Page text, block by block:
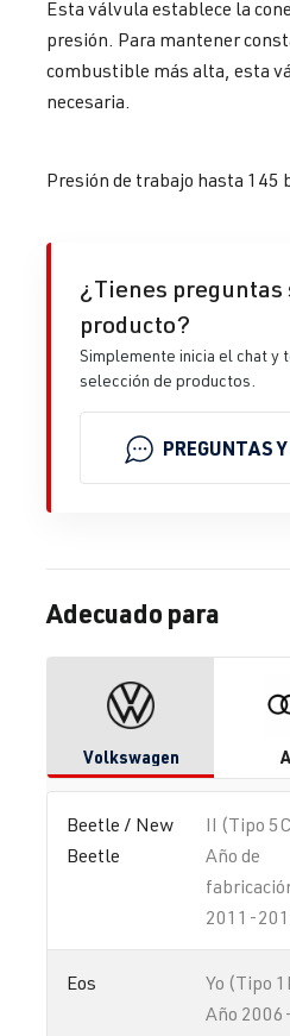
Esta válvula establece la
presión. Para mantener
combustible más alta, esta
necesaria.
Presión de trabajo hasta 145
¿Tienes preguntas
producto?
Simplemente inicia el chat y
selección de productos.
PREGUNTAS
Adecuado para
Volkswagen
Beetle / New
Beetle
II (Tipo
Año de
2011-
Eos
Yo (Tipo
Año 2006-